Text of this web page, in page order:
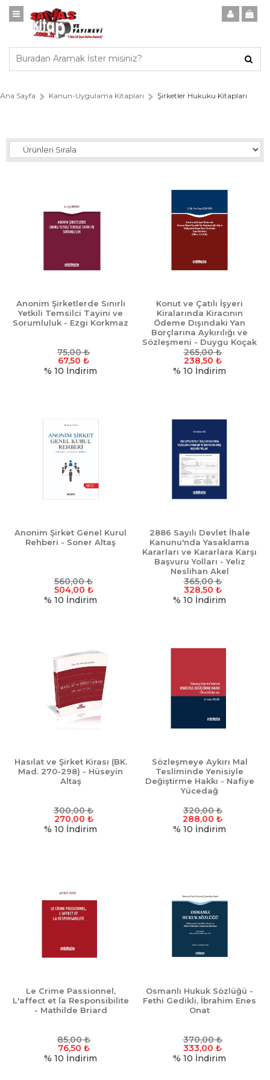
Ana Sayfa Kanun-Uygulama Kitapları Şirketler Hukuku Kitapları
Anonim Şirketlerde Sınırlı
Yetkili Temsilci Tayini ve
Sorumluluk - Ezgi Korkmaz
75,00₺
67,50 ₺
% 10 İndirim
Konut ve Çatılı İşyeri
Kiralarında Kiracının
Ödeme Dışındaki Yan
Borçlarına Aykırılığı ve
Sözleşmeni - Duygu Koçak
Diker
265,00₺
238,50 ₺
% 10 İndirim
Anonim Şirket Genel Kurul
Rehberi - Soner Altaş
560,00₺
504,00 ₺
% 10 İndirim
2886 Sayılı Devlet İhale
Kanunu'nda Yasaklama
Kararları ve Kararlara Karşı
Başvuru Yolları - Yeliz
Neslihan Akel
365,00₺
328,50 ₺
% 10 İndirim
Hasılat ve Şirket Kirası (BK.
Mad. 270-298) - Hüseyin
Altaş
300,00₺
270,00 ₺
% 10 İndirim
Sözleşmeye Aykırı Mal
Tesliminde Yenisiyle
Değiştirme Hakkı - Nafiye
Yücedağ
320,00₺
288,00 ₺
% 10 İndirim
Le Crime Passionnel,
L'affect et la Responsibilite
- Mathilde Briard
85,00₺
76,50 ₺
% 10 İndirim
Osmanlı Hukuk Sözlüğü -
Fethi Gedikli, İbrahim Enes
Onat
370,00₺
333,00 ₺
% 10 İndirim